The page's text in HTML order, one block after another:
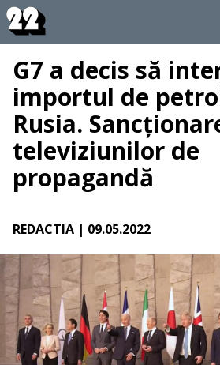
G7 a decis să
importul de
Rusia.
televiziunilor de
propagandă
REDACTIA | 09.05.2022